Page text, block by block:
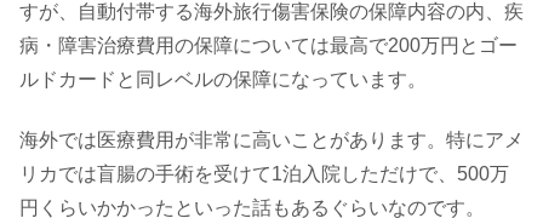
すが、自動付帯する海外旅行傷害保険の保障内容の内、疾
病・障害治療費用の保障については最高で200万円とゴー
ルドカードと同レベルの保障になっています。
海外では医療費用が非常に高いことがあります。特にアメ
リカでは盲腸の手術を受けて1泊入院しただけで、500万
円くらいかかったといった話もあるぐらいなのです。